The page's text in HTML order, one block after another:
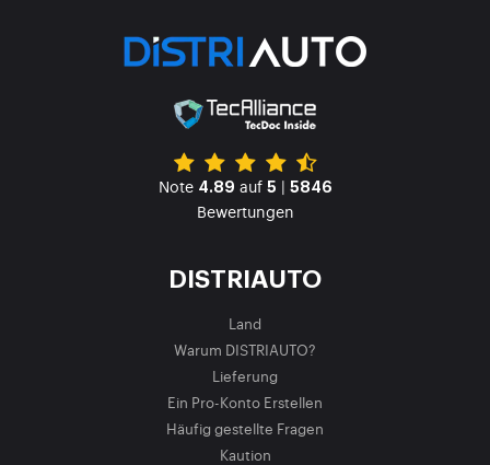
Note 4.89 auf 5 | 5846
Bewertungen
DISTRIAUTO
Land
Warum DISTRIAUTO?
Lieferung
Ein Pro-Konto Erstellen
Häufig gestellte Fragen
Kaution